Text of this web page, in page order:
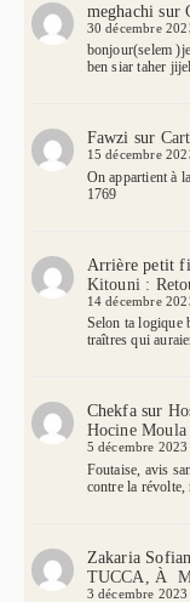
meghachi sur
30 décembre
bonjour(selem
ben siar taher
Fawzi sur
15 décembre
On appartient à
1769
Arrière petit
Kitouni :
14 décembre
Selon ta logique
traîtres qui
Chekfasur
Hocine Moula
5 décembre 2023
Foutaise, avis
contre la
Zakaria
TUCCA, À
3 décembre 2023